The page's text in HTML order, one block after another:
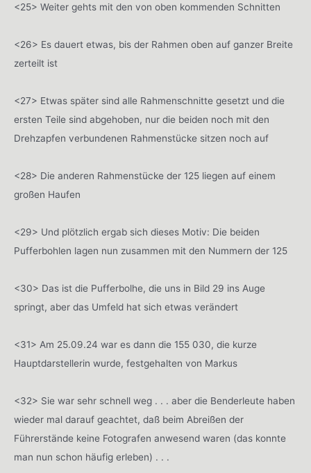
<25> Weiter gehts mit den von oben kommenden Schnitten
<26> Es dauert etwas, bis der Rahmen oben auf ganzer Breite
zerteilt ist
<27> Etwas später sind alle Rahmenschnitte gesetzt und die
ersten Teile sind abgehoben, nur die beiden noch mit den
Drehzapfen verbundenen Rahmenstücke sitzen noch auf
<28> Die anderen Rahmenstücke der 125 liegen auf einem
großen Haufen
<29> Und plötzlich ergab sich dieses Motiv: Die beiden
Pufferbohlen lagen nun zusammen mit den Nummern der 125
<30> Das ist die Pufferbolhe, die uns in Bild 29 ins Auge
springt, aber das Umfeld hat sich etwas verändert
<31> Am 25.09.24 war es dann die 155 030, die kurze
Hauptdarstellerin wurde, festgehalten von Markus
<32> Sie war sehr schnell weg . . . aber die Benderleute haben
wieder mal darauf geachtet, daß beim Abreißen der
Führerstände keine Fotografen anwesend waren (das konnte
man nun schon häufig erleben) . . .